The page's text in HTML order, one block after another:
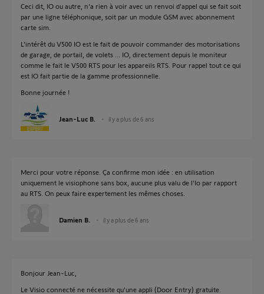
Ceci dit, IO ou autre, n'a rien à voir avec un renvoi d'appel qui se fait soit
par une ligne téléphonique, soit par un module GSM avec abonnement
carte sim.
L'intérêt du V500 IO est le fait de pouvoir commander des motorisations
de garage, de portail, de volets ... IO, directement depuis le moniteur
comme le fait le V500 RTS pour les appareils RTS. Pour rappel tout ce qui
est IO fait partie de la gamme professionnelle.
Bonne journée !
Jean-Luc B. il y a plus de 6 ans
Merci pour votre réponse. Ça confirme mon idée : en utilisation
uniquement le visiophone sans box, aucune plus valu de l'Io par rapport
au RTS. On peux faire expertement les mêmes choses.
Damien B. il y a plus de 6 ans
Bonjour Jean-Luc,
Le Visio connecté ne nécessite qu'une appli (Door Entry) gratuite.